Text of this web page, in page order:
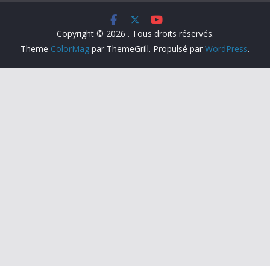
Copyright © 2026 . Tous droits réservés.
Theme ColorMag par ThemeGrill. Propulsé par WordPress.